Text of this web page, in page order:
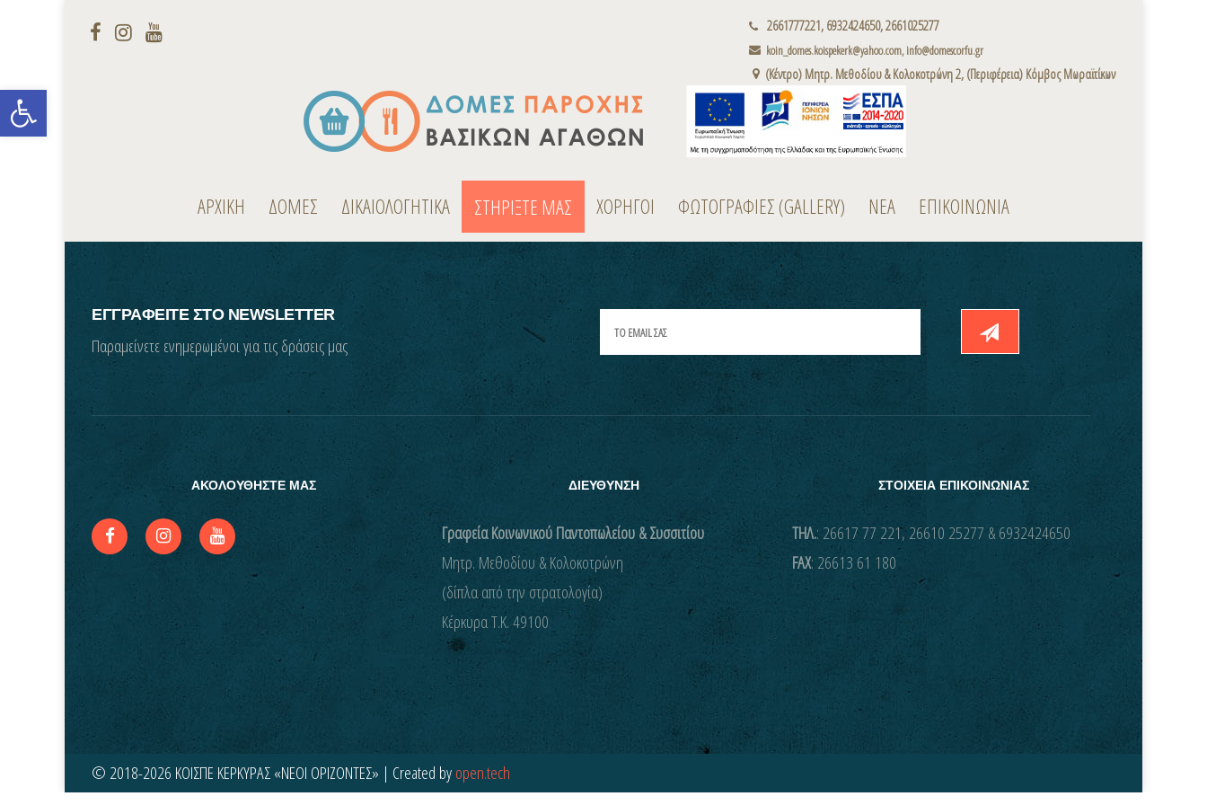
Open toolbar
2661777221, 6932424650, 2661025277
koin_domes.koispekerk@yahoo.com, info@domescorfu.gr
(Κέντρο) Μητρ. Μεθοδίου & Κολοκοτρώνη 2, (Περιφέρεια) Κόμβος Μωραϊτίκων
ΑΡΧΙΚΗ ΔΟΜΕΣ ΔΙΚΑΙΟΛΟΓΗΤΙΚΑ ΣΤΗΡΙΞΤΕ ΜΑΣ ΧΟΡΗΓΟΙ ΦΩΤΟΓΡΑΦΙΕΣ (GALLERY) ΝΕΑ ΕΠΙΚΟΙΝΩΝΙΑ
ΕΓΓΡΑΦΕΙΤΕ ΣΤΟ NEWSLETTER
Παραμείνετε ενημερωμένοι για τις δράσεις μας
ΑΚΟΛΟΥΘΗΣΤΕ ΜΑΣ ΔΙΕΥΘΥΝΣΗ
Γραφεία Κοινωνικού Παντοπωλείου & Συσσιτίου
Μητρ. Μεθοδίου & Κολοκοτρώνη
(δίπλα από την στρατολογία)
Kέρκυρα Τ.Κ. 49100
ΣΤΟΙΧΕΙΑ ΕΠΙΚΟΙΝΩΝΙΑΣ
ΤΗΛ.: 26617 77 221, 26610 25277 & 6932424650
FAX: 26613 61 180
© 2018-2026 ΚΟΙΣΠΕ ΚΕΡΚΥΡΑΣ «ΝΕΟΙ ΟΡΙΖΟΝΤΕΣ» | Created byopen.tech